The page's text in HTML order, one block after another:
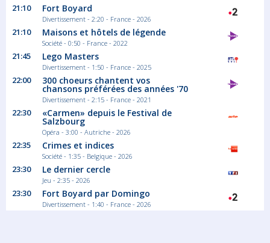
02:55
OPJ
Saison 6 épisode 6
Pour faire avancer l'enquête sur l'agression
de...
Série/Feuilleton Policier
03:45
Journal météo climat
Ce programme propose une véritable mise
en...
21:10 Fort Boyard
Divertissement - 2:20 - France - 2026
21:10 Maisons et hôtels de légende
Société - 0:50 - France - 2022
21:45 Lego Masters
Divertissement - 1:50 - France - 2025
22:00 300 choeurs chantent vos
chansons préférées des années '70
Divertissement - 2:15 - France - 2021
22:30 «Carmen» depuis le Festival de
Salzbourg
Opéra - 3:00 - Autriche - 2026
22:35 Crimes et indices
Société - 1:35 - Belgique - 2026
23:30 Le dernier cercle
Jeu - 2:35 - 2026
23:30 Fort Boyard par Domingo
Divertissement - 1:40 - France - 2026